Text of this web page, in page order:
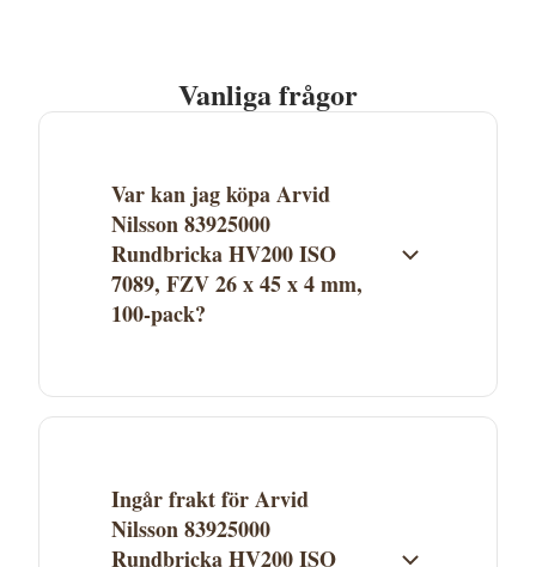
Vanliga frågor
Var kan jag köpa Arvid
Nilsson 83925000
Rundbricka HV200 ISO
7089, FZV 26 x 45 x 4 mm,
100-pack?
ISO 7089, FZV 26 x 45 x 4 mm, 100-pack
köpet. Aktuellt pris och lagerstatus ser du
hos Proffsmagasinet.
Ingår frakt för Arvid
Nilsson 83925000
Rundbricka HV200 ISO